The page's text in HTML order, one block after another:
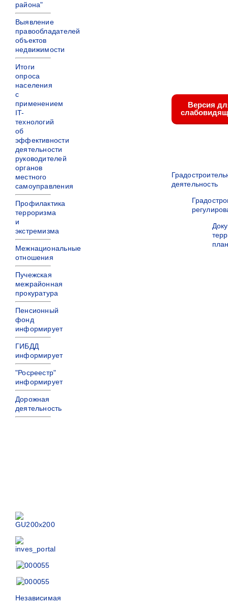
района"
Выявление
правообладателей
объектов
недвижимости
Итоги
опроса
населения
с
применением
IT-
технологий
об
эффективности
деятельности
руководителей
органов
местного
самоуправления
Профилактика
терроризма
и
экстремизма
Межнациональные
отношения
Пучежская
межрайонная
прокуратура
Пенсионный
фонд
информирует
ГИБДД
информирует
"Росреестр"
информирует
Дорожная
деятельность
Независимая
Версия
деятельность